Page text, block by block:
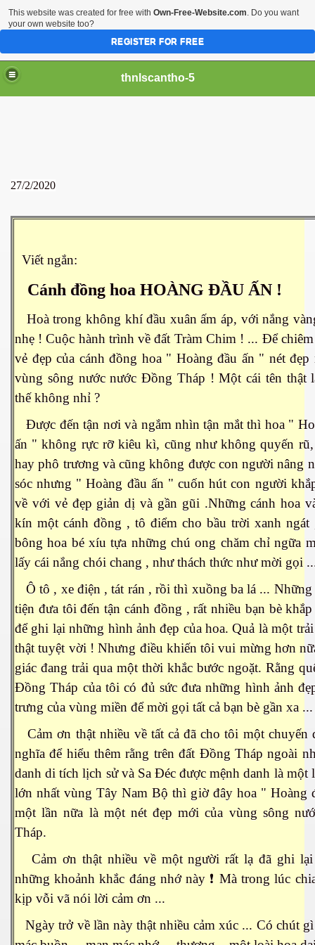
thnlscantho-5
27/2/2020
Viết ngắn:
Cánh đồng hoa HOÀNG ĐẦU ẤN !
Hoà trong không khí đầu xuân ấm áp, với nắng
nhẹ ! Cuộc hành trình về đất Tràm Chim ! ... Để
vẻ đẹp của cánh đồng hoa " Hoàng đầu ấn " nét đẹp
vùng sông nước nước Đồng Tháp ! Một cái tên thật
thế không nhỉ ?
Được đến tận nơi và ngắm nhìn tận mắt thì hoa "
ấn " không rực rỡ kiêu kì, cũng như không quyến
hay phô trương và cũng không được con người nâng
sóc nhưng " Hoàng đầu ấn " cuốn hút con người
về với vẻ đẹp giản dị và gần gũi .Những cánh hoa
kín một cánh đồng , tô điểm cho bầu trời xanh ngát
bông hoa bé xíu tựa những chú ong chăm chỉ ngữa
lấy cái nắng chói chang , như thách thức như mời gọi
Ô tô , xe điện , tát rán , rồi thì xuồng ba lá ...
tiện đưa tôi đến tận cánh đồng , rất nhiều bạn bè
để ghi lại những hình ảnh đẹp của hoa. Quả là một
thật tuyệt vời ! Nhưng điều khiến tôi vui mừng hơn
giác đang trải qua một thời khắc bước ngoặt. Rằng
Đồng Tháp của tôi có đủ sức đưa những hình ảnh
trưng của vùng miền để mời gọi tất cả bạn bè gần xa ...
Cảm ơn thật nhiều về tất cả đã cho tôi một chuyến
nghĩa để hiểu thêm rằng trên đất Đồng Tháp ngoài
danh di tích lịch sử và Sa Đéc được mệnh danh là một
lớn nhất vùng Tây Nam Bộ thì giờ đây hoa " Hoàng
một lần nữa là một nét đẹp mới của vùng sông
Tháp.
Cảm ơn thật nhiều về một người rất lạ đã ghi
những khoảnh khắc đáng nhớ này ❗️ Mà trong lúc
kịp vỗi vã nói lời cảm ơn ...
Ngày trở về lần này thật nhiều cảm xúc ... Có chút
Bộ xưa
2015
This website was created for free with Own-Free-Website.com. Do you want
your own website too?
REGISTER FOR FREE